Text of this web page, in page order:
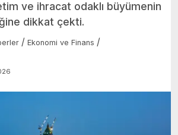
ve ihracat odaklı büyümenin
dikkat çekti.
/ Ekonomi ve Finans /